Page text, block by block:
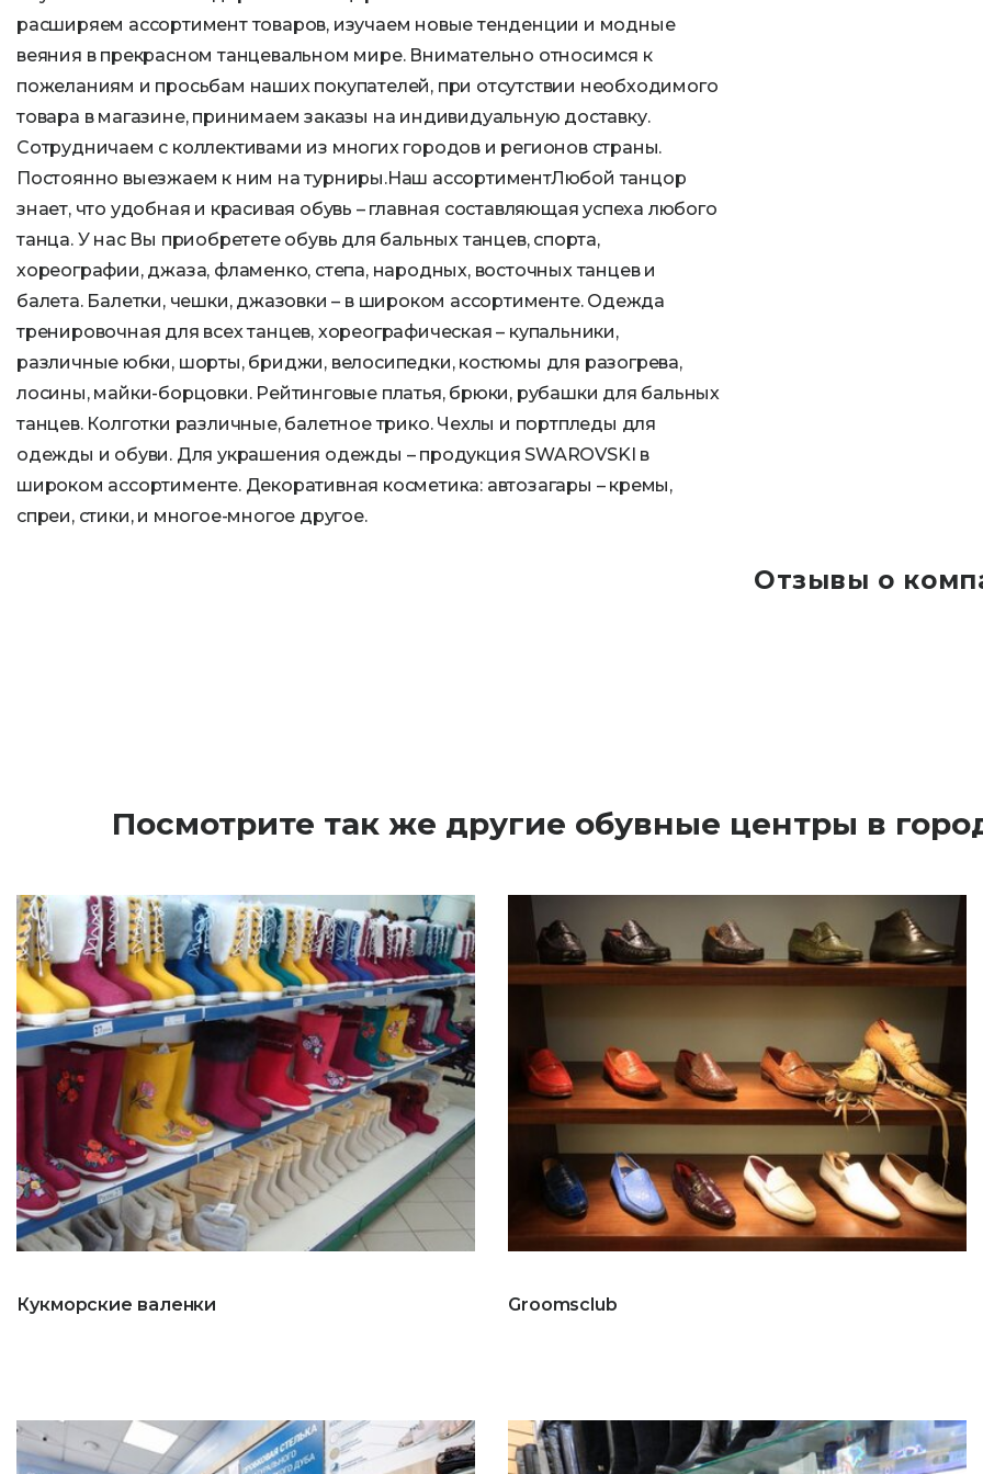
расширяем ассортимент товаров, изучаем новые тенденции и модные
веяния в прекрасном танцевальном мире. Внимательно относимся к
пожеланиям и просьбам наших покупателей, при отсутствии необходимого
товара в магазине, принимаем заказы на индивидуальную доставку.
Сотрудничаем с коллективами из многих городов и регионов страны.
Постоянно выезжаем к ним на турниры.Наш ассортиментЛюбой танцор
знает, что удобная и красивая обувь – главная составляющая успеха любого
танца. У нас Вы приобретете обувь для бальных танцев, спорта,
хореографии, джаза, фламенко, степа, народных, восточных танцев и
балета. Балетки, чешки, джазовки – в широком ассортименте. Одежда
тренировочная для всех танцев, хореографическая – купальники,
различные юбки, шорты, бриджи, велосипедки, костюмы для разогрева,
лосины, майки-борцовки. Рейтинговые платья, брюки, рубашки для бальных
танцев. Колготки различные, балетное трико. Чехлы и портпледы для
одежды и обуви. Для украшения одежды – продукция SWAROVSKI в
широком ассортименте. Декоративная косметика: автозагары – кремы,
спреи, стики, и многое-многое другое.
Отзывы о
Посмотрите так же другие обувные центры в
Кукморские валенки Groomsclub